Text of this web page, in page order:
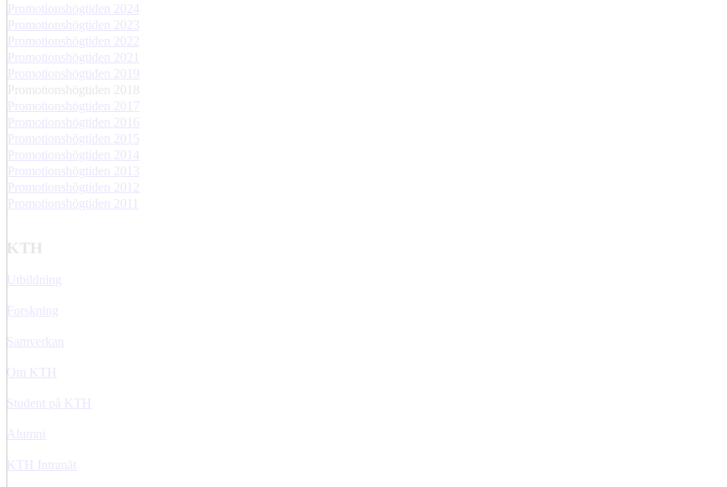
Promotionshögtiden 2024
Promotionshögtiden 2023
Promotionshögtiden 2022
Promotionshögtiden 2021
Promotionshögtiden 2019
Promotionshögtiden 2018
Promotionshögtiden 2017
Promotionshögtiden 2016
Promotionshögtiden 2015
Promotionshögtiden 2014
Promotionshögtiden 2013
Promotionshögtiden 2012
Promotionshögtiden 2011
KTH
Utbildning
Forskning
Samverkan
Om KTH
Student på KTH
Alumni
KTH Intranät